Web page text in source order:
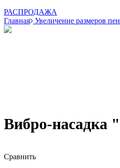
РАСПРОДАЖА
Главная Увеличение размеров
Вибро-насадка
Сравнить